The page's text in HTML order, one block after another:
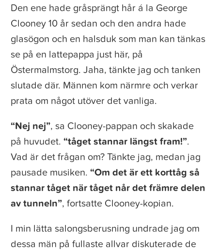
Den ene hade gråsprängt hår á la George
Clooney 10 år sedan och den andra hade
glasögon och en halsduk som man kan tänkas
se på en lattepappa just här, på
Östermalmstorg. Jaha, tänkte jag och tanken
slutade där. Männen kom närmre och verkar
prata om något utöver det vanliga.
“Nej nej”, sa Clooney-pappan och skakade
på huvudet.“tåget stannar längst fram!”.
Vad är det frågan om? Tänkte jag, medan jag
pausade musiken.“Om det är ett korttåg så
stannar tåget när tåget når det främre delen
av tunneln”, fortsatte Clooney-kopian.
I min lätta salongsberusning undrade jag om
dessa män på fullaste allvar diskuterade de